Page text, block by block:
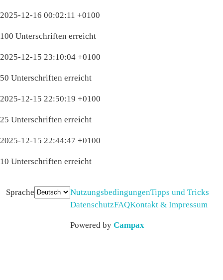
2025-12-16 00:02:11 +0100
100 Unterschriften erreicht
2025-12-15 23:10:04 +0100
50 Unterschriften erreicht
2025-12-15 22:50:19 +0100
25 Unterschriften erreicht
2025-12-15 22:44:47 +0100
10 Unterschriften erreicht
Sprache NutzungsbedingungenTipps und Tricks
DatenschutzFAQKontakt & Impressum
Powered by Campax